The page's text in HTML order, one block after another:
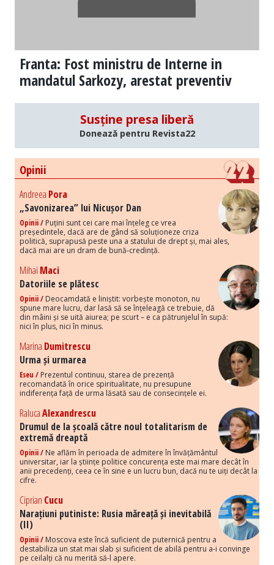
Franta: Fost ministru de Interne in
mandatul Sarkozy, arestat preventiv
Susține presa liberă
Donează pentru Revista22
Opinii
Andreea Pora
„Savonizarea” lui Nicușor Dan
Opinii / Puțini sunt cei care mai înțeleg ce vrea
președintele, dacă are de gând să soluționeze criza
politică, suprapusă peste una a statului de drept și, mai ales,
dacă mai are un dram de bună-credință.
Mihai Maci
Datoriile se plătesc
Opinii / Deocamdată e liniștit: vorbește monoton, nu
spune mare lucru, dar lasă să se înțeleagă ce trebuie, dă
din mâini și se uită aiurea; pe scurt – e ca pătrunjelul în supă:
nici în plus, nici în minus.
Marina Dumitrescu
Urma și urmarea
Eseu / Prezentul continuu, starea de prezență
recomandată în orice spiritualitate, nu presupune
indiferența față de urma lăsată sau de consecințele ei.
RalucaAlexandrescu
Drumul de la școală către noul totalitarism de
extremă dreaptă
Opinii / Ne aflăm în perioada de admitere în învățământul
universitar, iar la științe politice concurența este mai mare decât în
anii precedenți, ceea ce în sine e un lucru bun, dacă nu te uiți decât la
cifre.
Ciprian Cucu
Narațiuni putiniste: Rusia măreață și inevitabilă
(II)
Opinii / Moscova este încă suficient de puternică pentru a
destabiliza un stat mai slab și suficient de abilă pentru a-i convinge
pe ceilalți că nu merită să-l apere.